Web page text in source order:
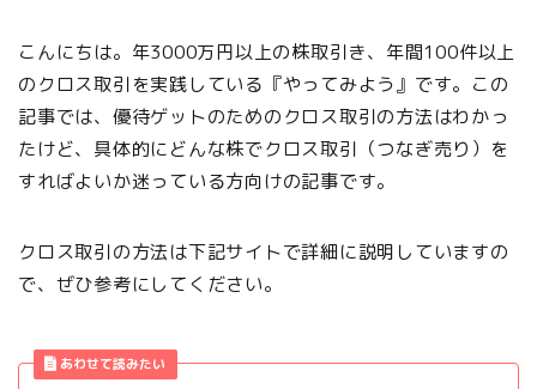
こんにちは。年3000万円以上の株取引き、年間100件以上
のクロス取引を実践している『やってみよう』です。この
記事では、優待ゲットのためのクロス取引の方法はわかっ
たけど、具体的にどんな株でクロス取引（つなぎ売り）を
すればよいか迷っている方向けの記事です。
クロス取引の方法は下記サイトで詳細に説明していますの
で、ぜひ参考にしてください。